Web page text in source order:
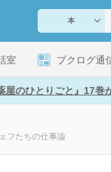
室 ブクログ通
屋のひとりごと』17巻
フたちの仕事論